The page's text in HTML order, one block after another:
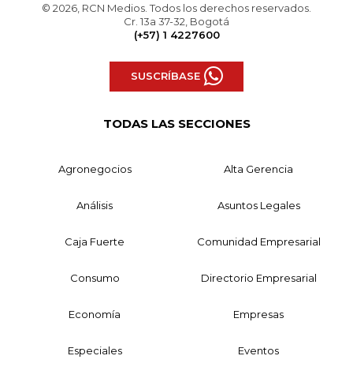
© 2026, RCN Medios. Todos los derechos reservados.
Cr. 13a 37-32, Bogotá
(+57) 1 4227600
SUSCRÍBASE
TODAS LAS SECCIONES
Agronegocios Alta Gerencia
Análisis Asuntos Legales
Caja Fuerte Comunidad Empresarial
Consumo Directorio Empresarial
Economía Empresas
Especiales Eventos